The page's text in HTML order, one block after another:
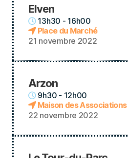
Elven
13h30 - 16h00
Place du Marché
21 novembre 2022
Arzon
9h30 - 12h00
Maison des Associations
22 novembre 2022